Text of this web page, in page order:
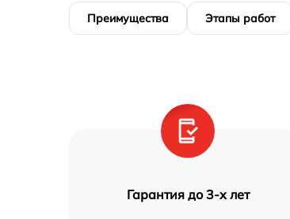
Преимущества Этапы работ
Гарантия до 3-х лет